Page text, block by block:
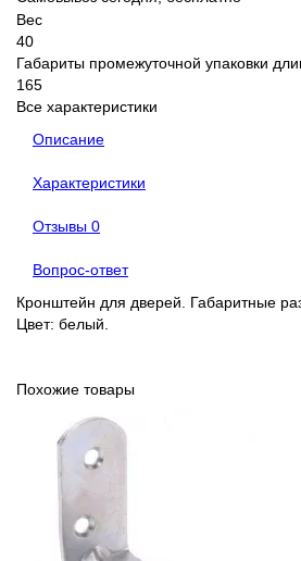
Вес
40
Габариты промежуточной упаковки
165
Все характеристики
Описание
Характеристики
Отзывы 0
Вопрос-ответ
Кронштейн для дверей. Габаритные
Цвет: белый.
Похожие товары